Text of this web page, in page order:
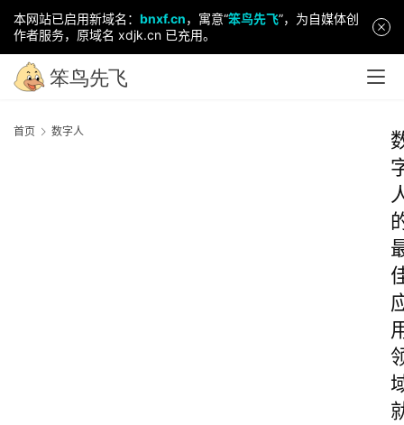
本网站已启用新域名： bnxf.cn，寓意“笨鸟先飞”，为自媒体创
作者服务，原域名 xdjk.cn 已充用。
首页 数字人